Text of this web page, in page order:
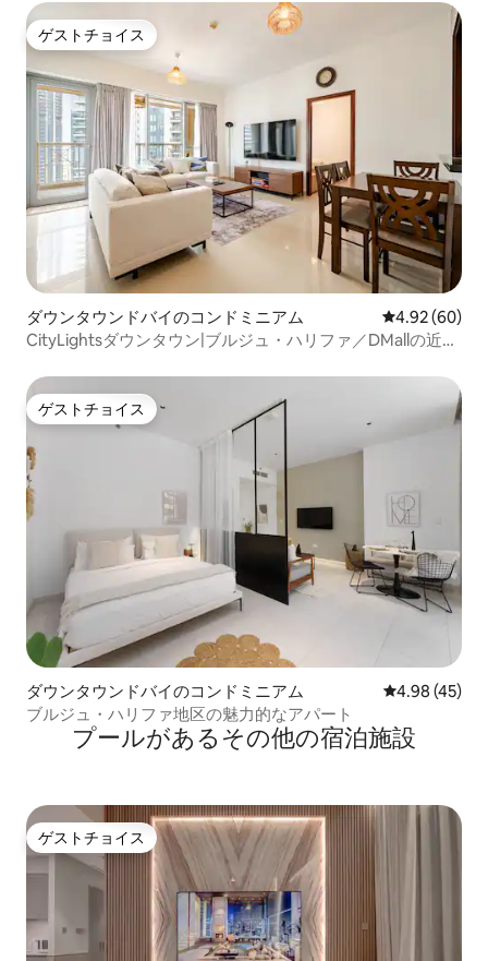
ゲストチョイス
ゲストチョイス
ダウンタウンドバイのコンドミニアム レビュー60
4.92 (60)
CityLightsダウンタウン|ブルジュ・ハリファ／DMallの近く
ゲストチョイス
ゲストチョイス
ダウンタウンドバイのコンドミニアム レビュー45
4.98 (45)
ブルジュ・ハリファ地区の魅力的なアパート
プールがあるその他の宿泊施設
ゲストチョイス
ゲストチョイス